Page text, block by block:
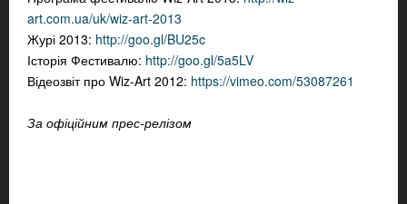
art.com.ua/uk/wiz-art-2013
Журі 2013: http://goo.gl/BU25c
Історія Фестивалю: http://goo.gl/5a5LV
Відеозвіт про Wiz-Art 2012: https://vimeo.com/53087261
За офіційним прес-релізом